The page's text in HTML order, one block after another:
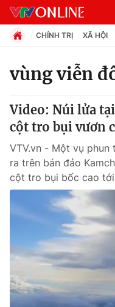
Chuyên mục
Chính trị
Xã hội
Pháp luật
Thế giới
Tin tức
Kinh tế
CHÍNH TRỊ XÃ HỘI
vùng viễn
Video: Núi lửa
cột tro bụi vươn
VTV.vn - Một vụ
ra trên bán đảo
cột tro bụi bốc cao